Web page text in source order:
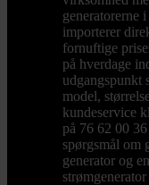
generatorerne
importerer
fornuftige
på hverdage
udgangspunkt
model,
kundeservice
på 76 62 00
spørgsmål om
generator og